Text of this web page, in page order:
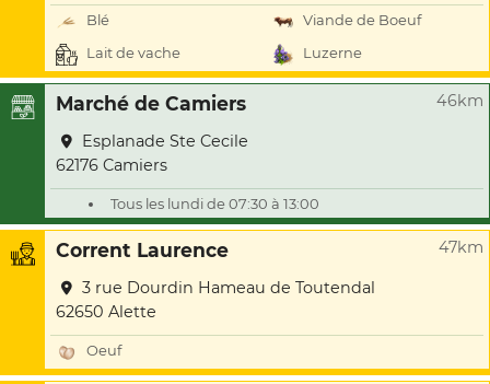
Blé
Viande de Boeuf
Lait de vache
Luzerne
Marché de Camiers 46km
Esplanade Ste Cecile
62176 Camiers
Tous les lundi de 07:30 à 13:00
Corrent Laurence 47km
3 rue Dourdin Hameau de Toutendal
62650 Alette
Oeuf